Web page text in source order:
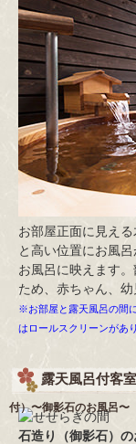
お部屋正面に見える
と高い位置にお風
お風呂に映えます
ため、赤ちゃん、
※お部屋と露天風呂の間
はロールスクリーンがあ
露天風呂付客
付）〜御影石のお風呂〜
石造り（御影石）の